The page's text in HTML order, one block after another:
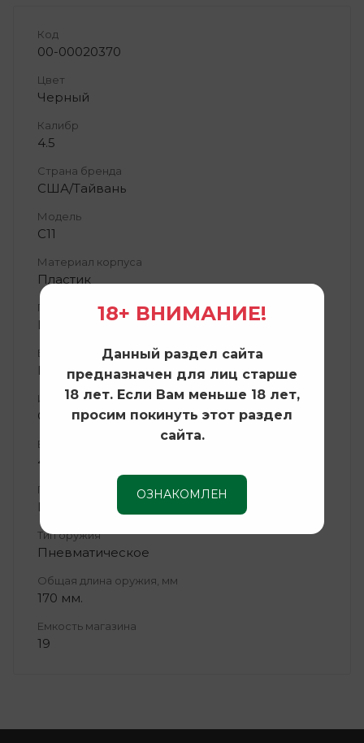
Код
00-00020370
Цвет
Черный
Калибр
4.5
Страна бренда
США/Тайвань
Модель
C11
Материал корпуса
Пластик
Предохранитель
Есть
Блоубэк (Blowback)
Нет
Источник энергии
СО2 баллончик 12 гр
Вес, гр
430 г.
Производители оружия
Borner (США/Тайвань)
Тип оружия
Пневматическое
Общая длина оружия, мм
170 мм.
Емкость магазина
19
18+ ВНИМАНИЕ!
Данный раздел сайта
предназначен для лиц старше
18 лет. Если Вам меньше 18 лет,
просим покинуть этот раздел
сайта.
ОЗНАКОМЛЕН